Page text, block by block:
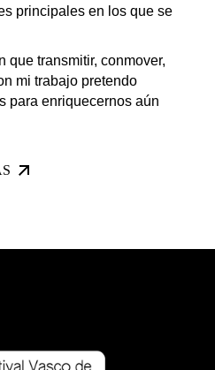
principales en los que se
que transmitir, conmover,
mi trabajo pretendo
para enriquecernos aún